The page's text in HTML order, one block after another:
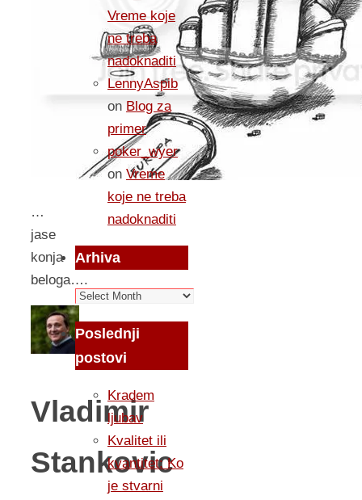
…
jase
konja
beloga….
Vladimir
Stankovic
Vreme koje
ne treba
nadoknaditi
LennyAspib
on Blog za
primer
poker_wyer
on Vreme
koje ne treba
nadoknaditi
Arhiva
Arhiva
Poslednji
postovi
Kradem
ljubav
Kvalitet ili
kvantitet: Ko
je stvarni